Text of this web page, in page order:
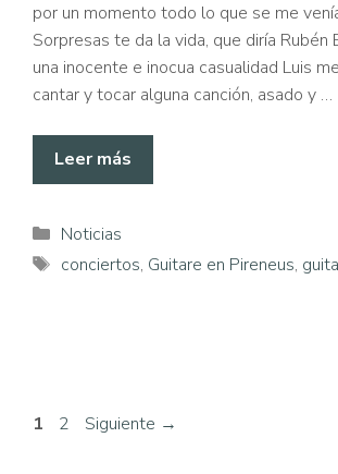
por un momento todo lo que se me
Sorpresas te da la vida, que diría Rubén
una inocente e inocua casualidad Luis
cantar y tocar alguna canción, asado y …
Leer más
Categorías
Noticias
Etiquetas
conciertos, Guitare en Pireneus,
Página
1 Página
2 Siguiente →